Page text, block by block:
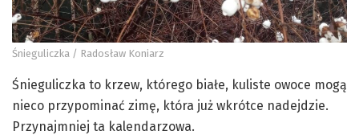
Śnieguliczka / Radosław Koniarz
Śnieguliczka to krzew, którego białe, kuliste owoce mogą
nieco przypominać zimę, która już wkrótce nadejdzie.
Przynajmniej ta kalendarzowa.